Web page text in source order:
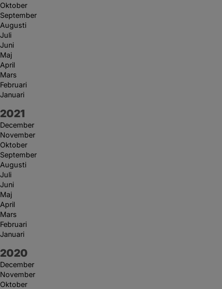
Oktober
September
Augusti
Juli
Juni
Maj
April
Mars
Februari
Januari
År:
2021
December
November
Oktober
September
Augusti
Juli
Juni
Maj
April
Mars
Februari
Januari
År:
2020
December
November
Oktober